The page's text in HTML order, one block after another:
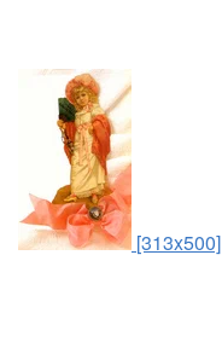
[313x500]